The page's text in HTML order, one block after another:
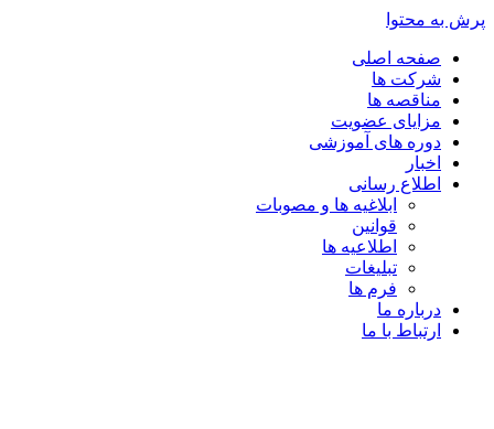
پرش به محتوا
صفحه اصلی
شرکت ها
مناقصه ها
مزایای عضویت
دوره های آموزشی
اخبار
اطلاع رسانی
ابلاغیه ها و مصوبات
قوانین
اطلاعیه ها
تبلیغات
فرم ها
درباره ما
ارتباط با ما